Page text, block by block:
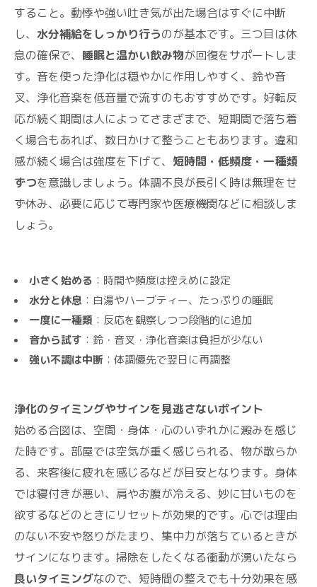
すること。動悸や強い吐き気が出た場合はすぐに中断
し、 水分補給をしっかり行うのが基本です。三つ目は休
息の確保で、 睡眠と温かい飲み物が回復をサポートしま
す。音を使った浄化は穏やかに作用しやすく、鈴や音
叉、浄化音楽を低音量で流すのもおすすめです。好転反
応が続く期間は人によってさまざまで、短期間で落ち着
く場合もあれば、数日かけて整うこともあります。違和
感が続く場合は強度を下げて、 短時間・低頻度・一種類
ずつを意識しましょう。体調不良が長引く時は無理をせ
ず休み、必要に応じて専門家や医療機関などに相談しま
しょう。
小さく始める ：時間や頻度は控えめに設定
水分と休息 ：白湯やハーブティー、たっぷりの睡眠
一度に一種類 ：反応を観察しつつ段階的に追加
音から試す ：鈴・音叉・浄化音楽は負担が少ない
強い不調は中断 ：体調優先で翌日に再調整
浄化のタイミングやサインを見逃さないポイント
始める合図は、空間・身体・心のいずれかに澱みを感じ
た時です。部屋では空気が重く感じられる、物が散らか
る、来客後に疲れを感じるなどが目安となります。身体
では寝付きが悪い、肩やお腹が冷える、妙に甘いものを
欲するなどのときにリセットが効果的です。心では理由
のない不安や怒りがたまり、集中力が落ちているときが
サインになります。掃除をしたくなる衝動が湧いたなら
良いタイミングなので、短時間の整えでも十分効果を感